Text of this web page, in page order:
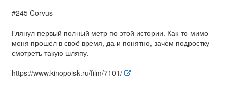
#245 Corvus
Глянул первый полный метр по этой истории. Как-то мимо
меня прошел в своё время, да и понятно, зачем подростку
смотреть такую шляпу.
https://www.kinopoisk.ru/film/7101/